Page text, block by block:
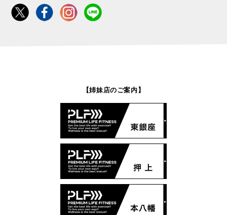
【姉妹店のご案内】